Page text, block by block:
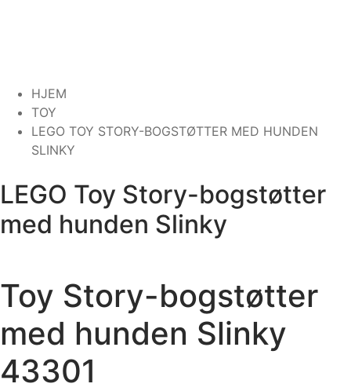
HJEM
TOY
LEGO TOY STORY-BOGSTØTTER MED HUNDEN
SLINKY
LEGO Toy Story-bogstøtter
med hunden Slinky
Toy Story-bogstøtter
med hunden Slinky
43301